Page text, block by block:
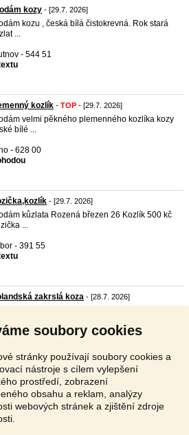
soubory cookies
stránky používají soubory cookies a
nástroje s cílem vylepšení
prostředí, zobrazení
obsahu a reklam, analýzy
webových stránek a zjištění zdroje
kozy - [29.7. 2026]
kozu , česká bílá čistokrevná. Rok stará
...
- 544 51
kozlík - TOP - [29.7. 2026]
velmi pěkného plemenného kozlíka kozy
bílé ...
- 628 00
- [29.7. 2026]
kůzlata Rozená březen 26 Kozlík 500 kč
...
- 391 55
zakrslá koza - [28.7. 2026]
Kč
1 2 3 Další